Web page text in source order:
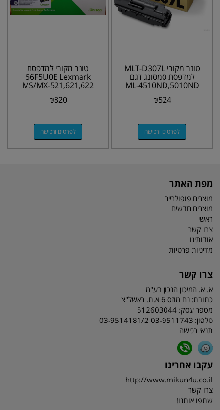
טונר מקורי MLT-D307L
למדפסת סמסונג דגם
ML-4510ND,5010ND
₪524
לפרטים ורכישה
טונר מקורי למדפסת
56F5U0E Lexmark
MS/MX-521,621,622
₪820
לפרטים ורכישה
מפת האתר
מוצרים פופולריים
מוצרים חדשים
ראשי
צרו קשר
אודותינו
מדיניות פרטיות
צרו קשר
א. א. המיכון הנכון בע"מ
כתובת: נח מוזס 6 א.ת. ראשל"צ
מספר עסק: 512603044
טלפון: 03-9511743 03-9514181/2
תנאי רכישה
עקבו אחרינו
http://www.mikun4u.co.il
צרו קשר
שתפו אותנו!